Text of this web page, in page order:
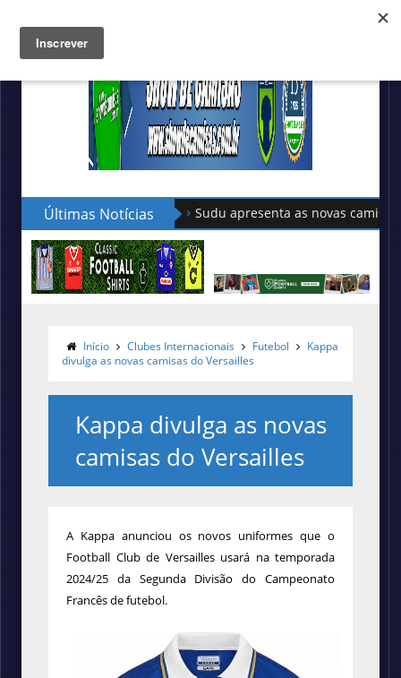
Últimas NotíciasSudu apresenta as novas camisas do País
Início Clubes Internacionais Futebol
Kappa
divulga as novas camisas do Versailles
Kappa divulga as novas
camisas do Versailles
A Kappa anunciou os novos uniformes que o
Football Club de Versailles usará na temporada
2024/25 da Segunda Divisão do Campeonato
Francês de futebol.